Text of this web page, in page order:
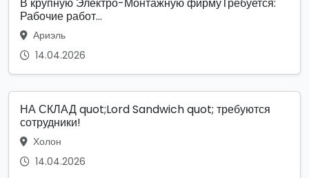
В крупную Электро-Монтажную фирмуТребуется:
Рабочие работ...
Ариэль
14.04.2026
НА СКЛАД quot;Lord Sandwich quot; требуются
сотрудники!
Холон
14.04.2026